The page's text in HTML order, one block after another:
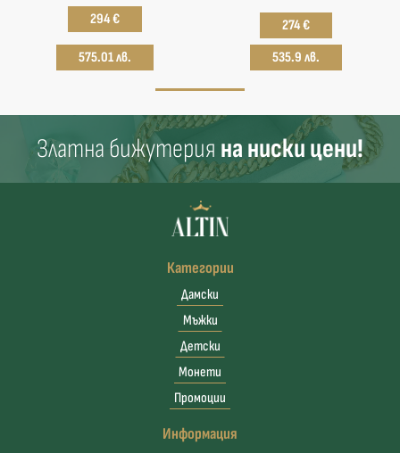
294 €
575.01 лв.
274 €
535.9 лв.
Златна бижутерия на ниски цени!
Категории
Дамски
Мъжки
Детски
Монети
Промоции
Информация